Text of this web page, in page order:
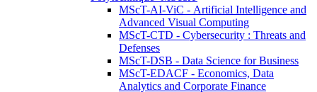
MScT-AI-ViC - Artificial Intelligence and
Advanced Visual Computing
MScT-CTD - Cybersecurity : Threats and
Defenses
MScT-DSB - Data Science for Business
MScT-EDACF - Economics, Data
Analytics and Corporate Finance